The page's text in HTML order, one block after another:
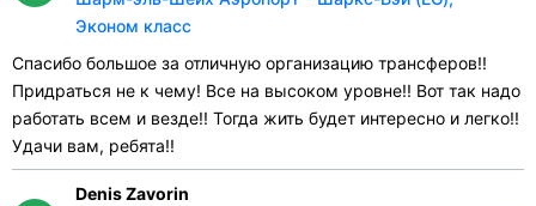
Эконом класс
Спасибо большое за отличную организацию трансферов!!
Придраться не к чему! Все на высоком уровне!! Вот так надо
работать всем и везде!! Тогда жить будет интересно и легко!!
Удачи вам, ребята!!
Denis Zavorin